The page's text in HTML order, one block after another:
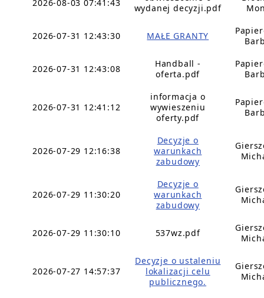
2026-08-03 07:41:43
wydanej decyzji.pdf
2026-07-31 12:43:30 MAŁE GRANTY
2026-07-31 12:43:08
Handball -
oferta.pdf
2026-07-31 12:41:12
informacja o
wywieszeniu
oferty.pdf
2026-07-29 12:16:38
Decyzje o
warunkach
zabudowy
2026-07-29 11:30:20
Decyzje o
warunkach
zabudowy
2026-07-29 11:30:10 537wz.pdf
2026-07-27 14:57:37
Decyzje o ustaleniu
lokalizacji celu
publicznego.